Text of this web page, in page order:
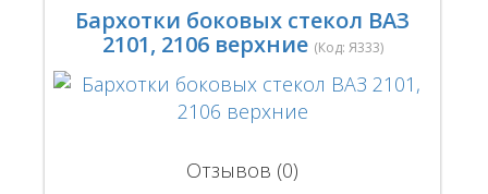
Бархотки боковых стекол ВАЗ
2101, 2106 верхние (Код: Я333)
Отзывов (0)